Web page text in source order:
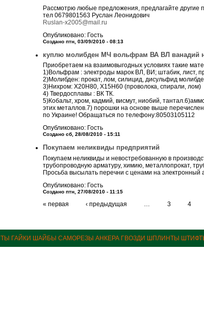
Рассмотрю любые предложения, предлагайте другие
тел 0679801563 Руслан Леонидович
Ruslan-x2005@mail.ru
Опубликовано: Гость
Создано птн, 03/09/2010 - 08:13
куплю молибден МЧ вольфрам ВА ВЛ ванадий
Приобретаем на взаимовыгодных условиях такие
1)Вольфрам : электроды марок ВЛ, ВИ; штабик, лист,
2)Молибден: прокат, лом, силицид, дисульфид
3)Нихром: Х20Н80, Х15Н60 (проволока, спирали, лом)
4) Твердосплавы : ВК ТК.
5)Кобальт, хром, кадмий, висмут, ниобий,
этих металлов.7) порошки на основе выше
по Украине! Обращаться по телефону:80503105112
Опубликовано: Гость
Создано сб, 28/08/2010 - 15:11
Покупаем неликвиды предприятий
Покупаем неликвиды и невостребованную в
трубопроводную арматуру, химию, металлопрокат,
Просьба высылать перечни с ценами на электронный
Опубликовано: Гость
Создано птн, 27/08/2010 - 11:15
« первая ‹ предыдущая … 3 4
ГАЙКИ ШАЙБЫ САМОРЕЗЫ АНКЕРА ГВОЗДИ ШПЛИНТЫ